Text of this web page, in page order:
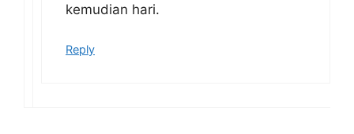
kemudian hari.
Reply